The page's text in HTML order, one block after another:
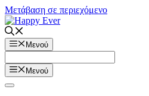
Μετάβαση σε περιεχόμενο
Μενού
Μενού